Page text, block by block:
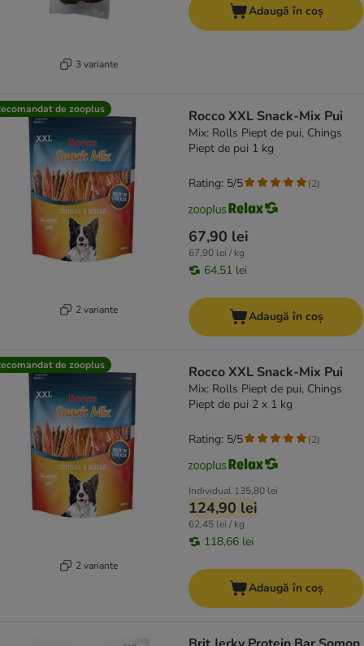
3 variante
Adaugă în coș
de zooplus
2 variante
Rocco XXL Snack-Mix Pui
Mix: Rolls Piept de pui, Chings
Piept de pui 1 kg
67,90 lei
67,90 lei / kg
64,51 lei
Rating: 5/5 (2)
Adaugă în coș
de zooplus
2 variante
Rocco XXL Snack-Mix Pui
Mix: Rolls Piept de pui, Chings
Piept de pui 2 x 1 kg
Individual 135,80 lei
124,90 lei
62,45 lei / kg
118,66 lei
Rating: 5/5 (2)
Adaugă în coș